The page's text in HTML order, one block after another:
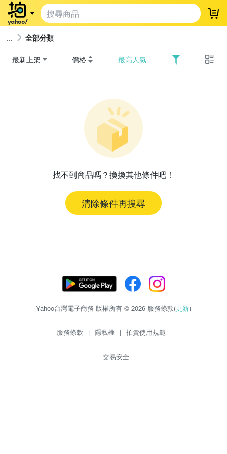
登
全部分類
最新上架 價格 最高人氣
找不到商品嗎？換換其他條件吧！
清除條件再搜尋
Yahoo台灣電子商務 版權所有 © 2026 服務條款(更新)
服務條款 | 隱私權 | 拍賣使用規範
交易安全